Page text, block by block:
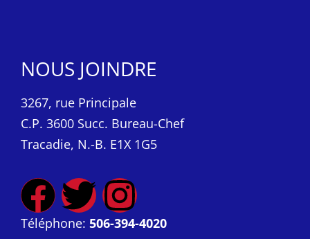
NOUS JOINDRE
3267, rue Principale
C.P. 3600 Succ. Bureau-Chef
Tracadie, N.-B. E1X 1G5
Téléphone: 506-394-4020